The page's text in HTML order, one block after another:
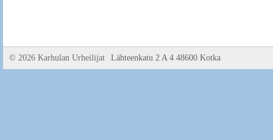
© 2026 Karhulan Urheilijat Lähteenkatu 2 A 4 48600 Kotka